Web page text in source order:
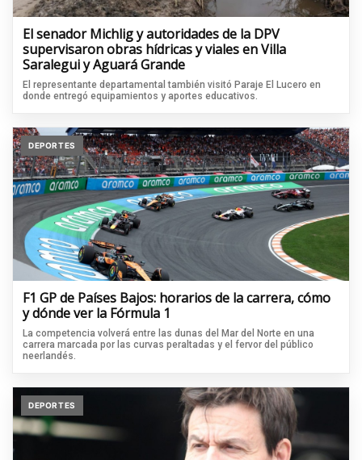
El senador Michlig y autoridades de la DPV
supervisaron obras hídricas y viales en Villa
Saralegui y Aguará Grande
El representante departamental también visitó Paraje El Lucero en
donde entregó equipamientos y aportes educativos.
DEPORTES
F1 GP de Países Bajos: horarios de la carrera, cómo
y dónde ver la Fórmula 1
La competencia volverá entre las dunas del Mar del Norte en una
carrera marcada por las curvas peraltadas y el fervor del público
neerlandés.
DEPORTES